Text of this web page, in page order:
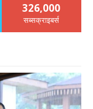
326,000
सब्सक्राइबर्स